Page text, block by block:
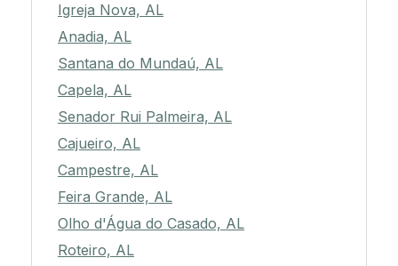
Igreja Nova, AL
Anadia, AL
Santana do Mundaú, AL
Capela, AL
Senador Rui Palmeira, AL
Cajueiro, AL
Campestre, AL
Feira Grande, AL
Olho d'Água do Casado, AL
Roteiro, AL